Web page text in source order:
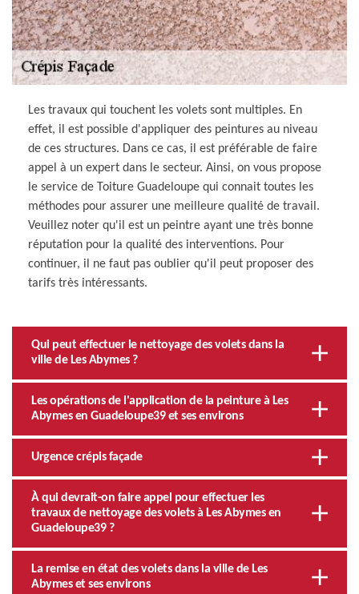
Les travaux qui touchent les volets sont multiples. En
effet, il est possible d'appliquer des peintures au niveau
de ces structures. Dans ce cas, il est préférable de faire
appel à un expert dans le secteur. Ainsi, on vous propose
le service de Toiture Guadeloupe qui connait toutes les
méthodes pour assurer une meilleure qualité de travail.
Veuillez noter qu'il est un peintre ayant une très bonne
réputation pour la qualité des interventions. Pour
continuer, il ne faut pas oublier qu'il peut proposer des
tarifs très intéressants.
Qui peut effectuer le nettoyage des volets dans la
ville de Les Abymes ?
Les opérations de l'application de la peinture à Les
Abymes en Guadeloupe39 et ses environs
Urgence crépis façade
À qui devrait-on faire appel pour effectuer les
travaux de nettoyage des volets à Les Abymes en
Guadeloupe39 ?
La remise en état des volets dans la ville de Les
Abymes et ses environs